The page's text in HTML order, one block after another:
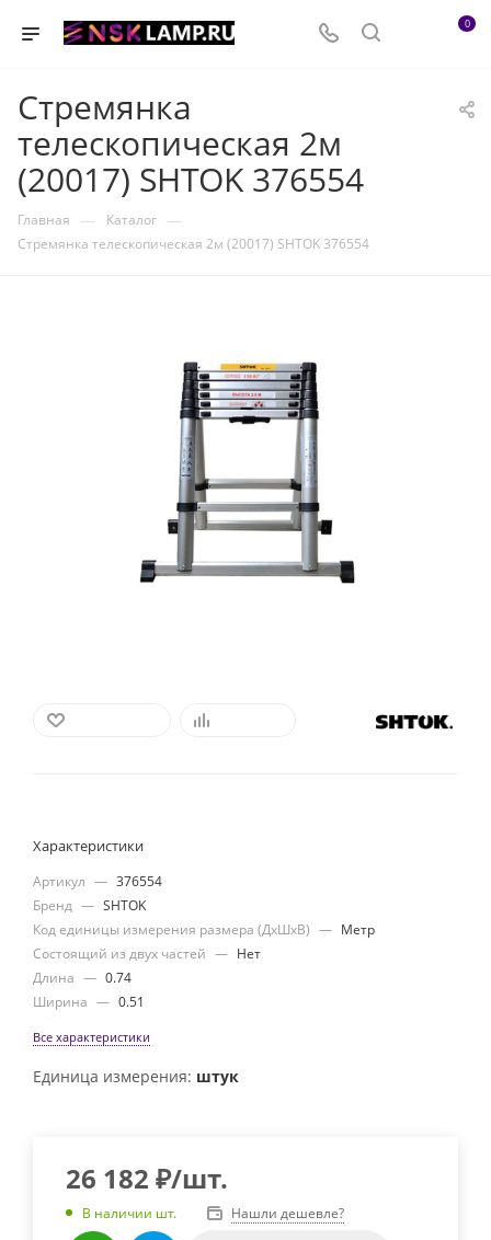
0
Стремянка
телескопическая 2м
(20017) SHTOK 376554
Главная — Каталог —
Стремянка телескопическая 2м (20017) SHTOK 376554
Характеристики
Артикул — 376554
Бренд — SHTOK
Код единицы измерения размера (ДхШхВ) — Метр
Состоящий из двух частей — Нет
Длина — 0.74
Ширина — 0.51
Все характеристики
Единица измерения: штук
26 182 ₽/шт.
В наличии шт. Нашли дешевле?